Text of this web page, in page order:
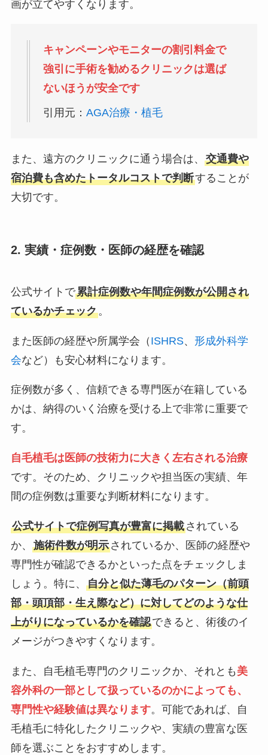
画が立てやすくなります。
キャンペーンやモニターの割引料金で
強引に手術を勧めるクリニックは選ば
ないほうが安全です
引用元： AGA治療・植毛
また、遠方のクリニックに通う場合は、 交通費や
宿泊費も含めたトータルコストで判断することが
大切です。
2. 実績・症例数・医師の経歴を確認
公式サイトで累計症例数や年間症例数が公開され
ているかチェック。
また医師の経歴や所属学会（ ISHRS、 形成外科学
会など）も安心材料になります。
症例数が多く、信頼できる専門医が在籍している
かは、納得のいく治療を受ける上で非常に重要で
す。
自毛植毛は医師の技術力に大きく左右される治療
です。そのため、クリニックや担当医の実績、年
間の症例数は重要な判断材料になります。
公式サイトで症例写真が豊富に掲載されている
か、 施術件数が明示されているか、医師の経歴や
専門性が確認できるかといった点をチェックしま
しょう。特に、 自分と似た薄毛のパターン（前頭
部・頭頂部・生え際など）に対してどのような仕
上がりになっているかを確認できると、術後のイ
メージがつきやすくなります。
また、自毛植毛専門のクリニックか、それとも 美
容外科の一部として扱っているのかによっても、
専門性や経験値は異なります。可能であれば、自
毛植毛に特化したクリニックや、実績の豊富な医
師を選ぶことをおすすめします。